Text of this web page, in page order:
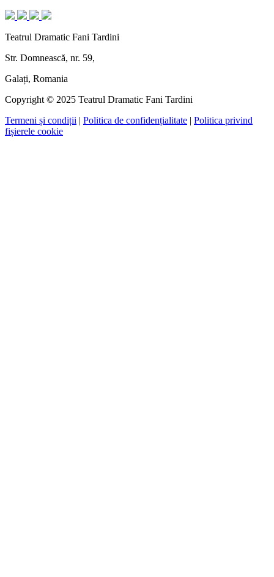
Teatrul Dramatic Fani Tardini
Str. Domnească, nr. 59,
Galați, Romania
Copyright © 2025 Teatrul Dramatic Fani Tardini
Termeni și condiții | Politica de confidențialitate | Politica privind
fișierele cookie